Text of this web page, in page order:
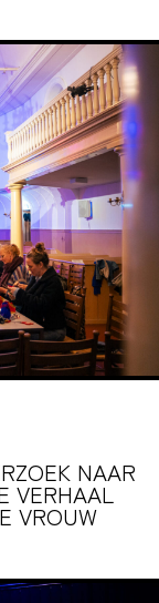
NAAR
VERHAAL
VROUW